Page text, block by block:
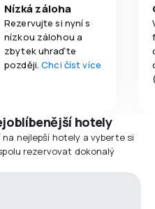
Nízká záloha
Rezervujte si nyní s
nízkou zálohou a
zbytek uhraďte
později.Chci číst více
hotely
nejlepší hotely a vyberte si
rezervovat dokonalý